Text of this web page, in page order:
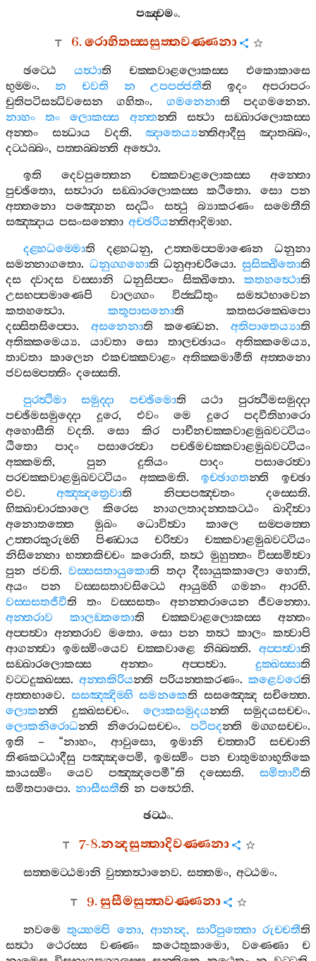
පඤ‍්චමං.
6.රොහිතස‍්සසුත‍්තවණ‍්ණනා
ඡට‍්ඨෙ යත්‍ථාති චක‍්කවාළලොකස‍්ස
එකොකාසෙ
භුම‍්මං. න චවති න උපපජ‍්ජතීති ඉදං
අපරාපරං
චුතිපටිසන්‍ධිවසෙන
ගහිතං. ගමනෙනාති පදගමනෙන.
නාහං
තං ලොකස‍්ස අන‍්තන‍්ති සත්‍ථා
සඞ‍්ඛාරලොකස‍්ස
අන‍්තං
සන්‍ධාය වදති.ඤාතෙය්‍යන‍්තිආදීසු ඤාතබ‍්බං,
දට‍්ඨබ‍්බං, පත‍්තබ‍්බන‍්ති අත්‍ථො.
ඉති
දෙවපුත‍්තෙන චක‍්කවාළලොකස‍්ස
අන‍්තො
පුච‍්ඡිතො,සත්‍ථාරා සඞ‍්ඛාරලොකස‍්ස කථිතො. සො
පන
අත‍්තනො
පඤ‍්හෙන සද‍්ධිං සත්‍ථු බ්‍යාකරණං
සමෙතීති
සඤ‍්ඤාය පසංසන‍්තො අච‍්ඡරියන‍්තිආදිමාහ.
දළ‍්හධම‍්මොති දළ‍්හධනු, උත‍්තමප‍්පමාණෙන
ධනුනා
සමන‍්නාගතො. ධනුග‍්ගහොති ධනුආචරියො.සුසික‍්ඛිතොති
දස
ද‍්වාදස වස‍්සානි ධනුසිප‍්පං සික‍්ඛිතො.කතහත්‍ථොති
උසභප‍්පමාණෙපි
වාලග‍්ගං විජ‍්ඣිතුං
සමත්‍ථභාවෙන
කතහත්‍ථො. කතූපාසනොති
කතසරක‍්ඛෙපො
දස‍්සිතසිප‍්පො. අසනෙනාති කණ‍්ඩෙන.අතිපාතෙය්‍යාති
අතික‍්කමෙය්‍ය. යාවතා සො තාලච‍්ඡායං අතික‍්කමෙය්‍ය,
තාවතා කාලෙන එකචක‍්කවාළං අතික‍්කමාමීති
අත‍්තනො
ජවසම‍්පත‍්තිං දස‍්සෙති.
පුරත්‍ථිමා
සමුද‍්දා පච‍්ඡිමොති යථා
පුරත්‍ථිමසමුද‍්දා
පච‍්ඡිමසමුද‍්දො
දූරෙ, එවං මෙ දූරෙ
පදවීතිහාරො
අහොසීති
වදති. සො කිර
පාචීනචක‍්කවාළමුඛවට‍්ටියං
ඨිතො
පාදං පසාරෙත්‍වා
පච‍්ඡිමචක‍්කවාළමුඛවට‍්ටියං
අක‍්කමති, පුන දුතියං පාදං
පසාරෙත්‍වා
පරචක‍්කවාළමුඛවට‍්ටියං
අක‍්කමති.ඉච‍්ඡාගතන‍්ති
ඉච‍්ඡා
එව.අඤ‍්ඤත්‍රෙවාති නිප‍්පපඤ‍්චතං දස‍්සෙති.
භික‍්ඛාචාරකාලෙ
කිරෙස නාගලතාදන‍්තකට‍්ඨං
ඛාදිත්‍වා
අනොතත‍්තෙ
මුඛං ධොවිත්‍වා කාලෙ
සම‍්පත‍්තෙ
උත‍්තරකුරුම‍්හි
පිණ‍්ඩාය චරිත්‍වා
චක‍්කවාළමුඛවට‍්ටියං
නිසින‍්නො භත‍්තකිච‍්චං කරොති,තත්‍ථ මුහුත‍්තං විස‍්සමිත්‍වා
පුන ජවති.වස‍්සසතායුකොති තදා දීඝායුකකාලො හොති,
අයං
පන වස‍්සසතාවසිට‍්ඨෙ ආයුම‍්හි ගමනං ආරභි.
වස‍්සසතජීවීති තං වස‍්සසතං අනන‍්තරායෙන ජීවන‍්තො.
අන‍්තරාව
කාලඞ‍්කතොති චක‍්කවාළලොකස‍්ස
අන‍්තං
අප‍්පත්‍වා අන‍්තරාව මතො. සො පන තත්‍ථ කාලං කත්‍වාපි
ආගන‍්ත්‍වා ඉමස‍්මිංයෙව චක‍්කවාළෙ නිබ‍්බත‍්ති. අප‍්පත්‍වාති
සඞ‍්ඛාරලොකස‍්ස
අන‍්තං අප‍්පත්‍වා. දුක‍්ඛස‍්සාති
වට‍්ටදුක‍්ඛස‍්ස.අන‍්තකිරියන‍්ති පරියන‍්තකරණං.කළෙවරෙති
අත‍්තභාවෙ. සසඤ‍්ඤිම‍්හි සමනකෙති සසඤ‍්ඤෙ සචිත‍්තෙ.
ලොකන‍්ති දුක‍්ඛසච‍්චං. ලොකසමුදයන‍්ති සමුදයසච‍්චං.
ලොකනිරොධන‍්ති නිරොධසච‍්චං. පටිපදන‍්ති මග‍්ගසච‍්චං.
ඉති – “නාහං, ආවුසො, ඉමානි චත‍්තාරි
සච‍්චානි
තිණකට‍්ඨාදීසු පඤ‍්ඤපෙමි, ඉමස‍්මිං පන චාතුමහාභූතිකෙ
කායස‍්මිං
යෙව පඤ‍්ඤපෙමී”ති දස‍්සෙති. සමිතාවීති
සමිතපාපො. නාසීසතීති න පත්‍ථෙති.
ඡට‍්ඨං.
7-8.නන්‍දසුත‍්තාදිවණ‍්ණනා
සත‍්තමට‍්ඨමානි වුත‍්තත්‍ථානෙව. සත‍්තමං, අට‍්ඨමං.
9.සුසීමසුත‍්තවණ‍්ණනා
නවමෙ තුය‍්හම‍්පි නො,ආනන්‍ද, සාරිපුත‍්තො රුච‍්චතීති
සත්‍ථා
ථෙරස‍්ස වණ‍්ණං කථෙතුකාමො,වණ‍්ණො
ච